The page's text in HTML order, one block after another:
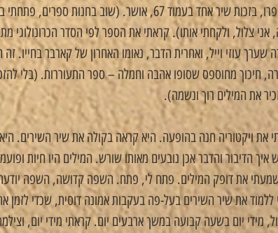
זאת קניתי את ספרו, בזכות שיר אחד בעמוד 67, אושר. (שוב
אני צלול, ולקחתי אותו). קראתי את הספר לפי הסדר הכרונולוגי
עוזי וייל, ואחרית הדבר, נאומו האחרון של קארבר בחייו.
חיכוך מחוספס שסופו אהבה וחמלה – ספר התעוררות. (בלי
את המילים רוך ונשמה).
את ויקטוריה חנה בהופעה. היא קראה בקולה את שיר השירים.
איך הדיבור והדבר אכן נובעים מאותו שורש. המילים היו חיות
שמעתי את דופק המילים. פתח לי, פתח. השפה קדושה, השפה
את שיר השירים בעל-פה בעקבות אמונה דוסית, שכדי לזמן
מידי יום בשעה קבועה במשך ארבעים יום. קראתי מידי יום,